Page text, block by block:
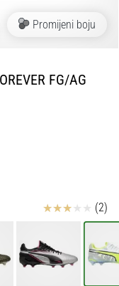
Promijeni boju
FG/AG
Ocjena proizvoda
(2)